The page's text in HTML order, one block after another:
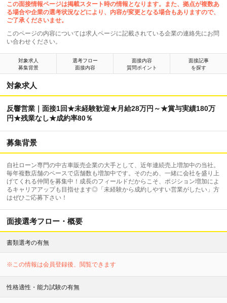
この面接情報ページは掲載スタート時の情報となります。また、拠点が複数あ
る場合や企業の選考状況などにより、内容が変更となる場合もありますので、
ご了承くださいませ。
このページの内容については求人ページに記載されている企業の連絡先にお問
い合わせください。
対象求人
募集背景
選考フロー
面接内容
面接内容
質問ポイント
面接記事
を探す
対象求人
反響営業｜面接1回★未経験歓迎★月給28万円～★賞与実績180万
円★残業なし★成約率80％
募集背景
自社ローン専門の中古車販売企業の大手として、近年連続売上増加中の当社。
毎年複数店舗のペースで店舗数も増加中です。そのため、一緒に会社を盛り上
げてくれる仲間を募集中！成長のフィールドだからこそ、ポジション増加によ
るキャリアアップも目指せます◎「未経験から成約しやすい営業がしたい」方
はぜひご応募下さい！
面接選考フロー・概要
書類選考の有無
※この情報は会員登録後、閲覧できます
性格適性・能力試験の有無